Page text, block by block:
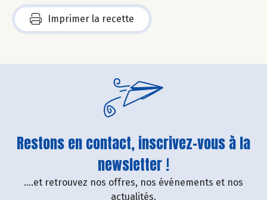
Imprimer la recette
Restons en contact, inscrivez-vous à la
newsletter !
....et retrouvez nos offres, nos événements et nos
actualités.